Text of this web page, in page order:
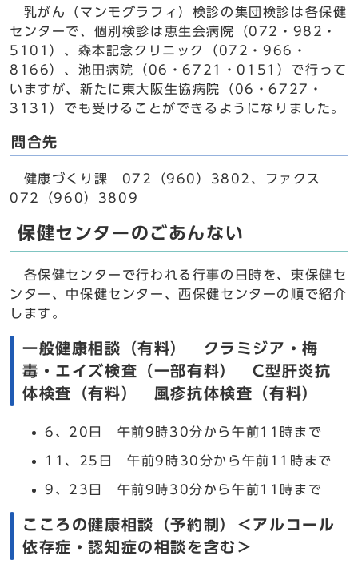
乳がん（マンモグラフィ）検診の集団検診は各保健
センターで、個別検診は恵生会病院（072・982・
5101）、森本記念クリニック（072・966・
8166）、池田病院（06・6721・0151）で行って
いますが、新たに東大阪生協病院（06・6727・
3131）でも受けることができるようになりました。
問合先
健康づくり課 072（960）3802、ファクス
072（960）3809
保健センターのごあんない
各保健センターで行われる行事の日時を、東保健セ
ンター、中保健センター、西保健センターの順で紹介
します。
一般健康相談（有料） クラミジア・梅
毒・エイズ検査（一部有料） C型肝炎抗
体検査（有料） 風疹抗体検査（有料）
6、20日 午前9時30分から午前11時まで
11、25日 午前9時30分から午前11時まで
9、23日 午前9時30分から午前11時まで
こころの健康相談（予約制）＜アルコール
依存症・認知症の相談を含む＞